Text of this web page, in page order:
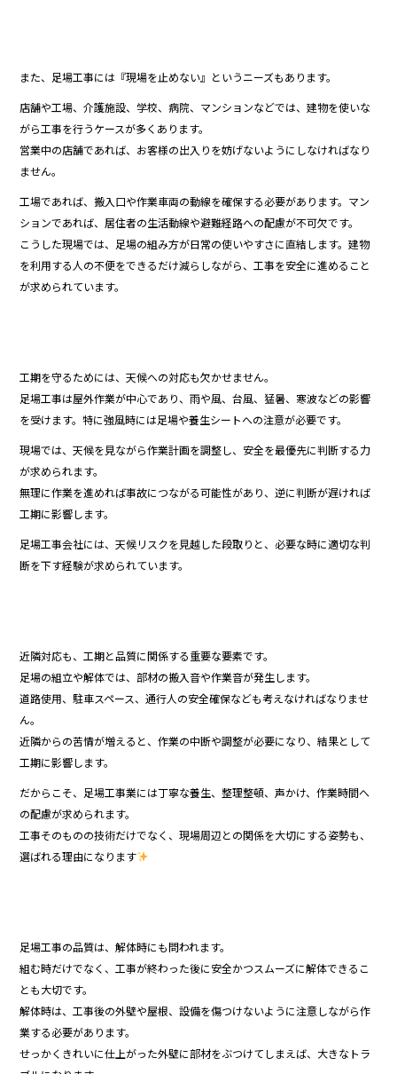
また、足場工事には『現場を止めない』というニーズもあります。
店舗や工場、介護施設、学校、病院、マンションなどでは、建物を使いな
がら工事を行うケースが多くあります。
営業中の店舗であれば、お客様の出入りを妨げないようにしなければなり
ません。
工場であれば、搬入口や作業車両の動線を確保する必要があります。マン
ションであれば、居住者の生活動線や避難経路への配慮が不可欠です。
こうした現場では、足場の組み方が日常の使いやすさに直結します。建物
を利用する人の不便をできるだけ減らしながら、工事を安全に進めること
が求められています。
工期を守るためには、天候への対応も欠かせません。
足場工事は屋外作業が中心であり、雨や風、台風、猛暑、寒波などの影響
を受けます。特に強風時には足場や養生シートへの注意が必要です。
現場では、天候を見ながら作業計画を調整し、安全を最優先に判断する力
が求められます。
無理に作業を進めれば事故につながる可能性があり、逆に判断が遅ければ
工期に影響します。
足場工事会社には、天候リスクを見越した段取りと、必要な時に適切な判
断を下す経験が求められています。
近隣対応も、工期と品質に関係する重要な要素です。
足場の組立や解体では、部材の搬入音や作業音が発生します。
道路使用、駐車スペース、通行人の安全確保なども考えなければなりませ
ん。
近隣からの苦情が増えると、作業の中断や調整が必要になり、結果として
工期に影響します。
だからこそ、足場工事業には丁寧な養生、整理整頓、声かけ、作業時間へ
の配慮が求められます。
工事そのものの技術だけでなく、現場周辺との関係を大切にする姿勢も、
選ばれる理由になります
足場工事の品質は、解体時にも問われます。
組む時だけでなく、工事が終わった後に安全かつスムーズに解体できるこ
とも大切です。
解体時は、工事後の外壁や屋根、設備を傷つけないように注意しながら作
業する必要があります。
せっかくきれいに仕上がった外壁に部材をぶつけてしまえば、大きなトラ